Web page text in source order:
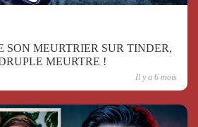
SON MEURTRIER SUR TINDER,
MEURTRE !
Il y a 6 mois